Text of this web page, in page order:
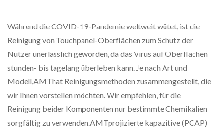
Während die COVID-19-Pandemie weltweit wütet, ist die
Reinigung von Touchpanel-Oberflächen zum Schutz der
Nutzer unerlässlich geworden, da das Virus auf Oberflächen
stunden- bis tagelang überleben kann. Je nach Art und
Modell,AMThat Reinigungsmethoden zusammengestellt, die
wir Ihnen vorstellen möchten. Wir empfehlen, für die
Reinigung beider Komponenten nur bestimmte Chemikalien
sorgfältig zu verwenden.AMTprojizierte kapazitive (PCAP)